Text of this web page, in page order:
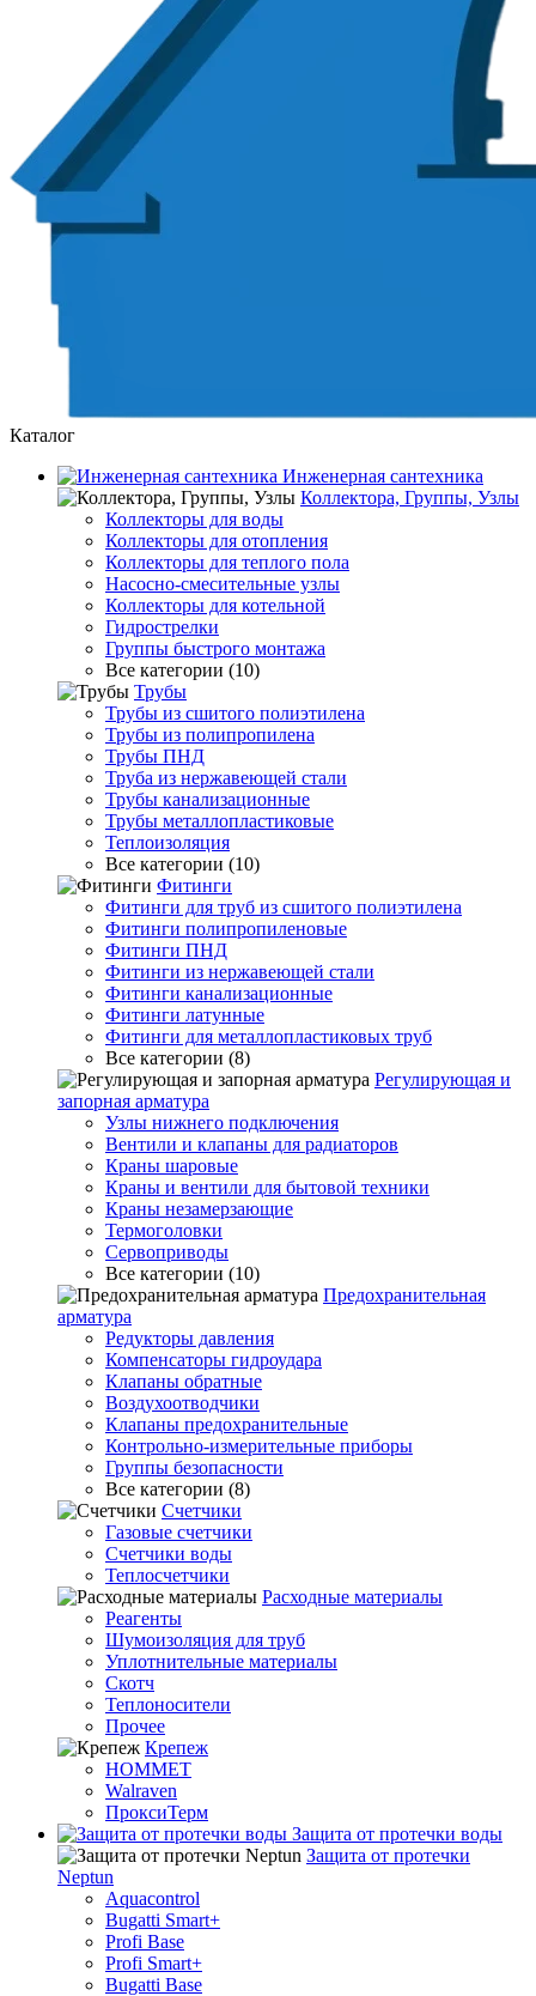
Каталог
Инженерная сантехника
Коллектора, Группы, Узлы
Коллекторы для воды
Коллекторы для отопления
Коллекторы для теплого пола
Насосно-смесительные узлы
Коллекторы для котельной
Гидрострелки
Группы быстрого монтажа
Все категории (10)
Трубы
Трубы из сшитого полиэтилена
Трубы из полипропилена
Трубы ПНД
Труба из нержавеющей стали
Трубы канализационные
Трубы металлопластиковые
Теплоизоляция
Все категории (10)
Фитинги
Фитинги для труб из сшитого полиэтилена
Фитинги полипропиленовые
Фитинги ПНД
Фитинги из нержавеющей стали
Фитинги канализационные
Фитинги латунные
Фитинги для металлопластиковых труб
Все категории (8)
Регулирующая и
запорная арматура
Узлы нижнего подключения
Вентили и клапаны для радиаторов
Краны шаровые
Краны и вентили для бытовой техники
Краны незамерзающие
Термоголовки
Сервоприводы
Все категории (10)
Предохранительная
арматура
Редукторы давления
Компенсаторы гидроудара
Клапаны обратные
Воздухоотводчики
Клапаны предохранительные
Контрольно-измерительные приборы
Группы безопасности
Все категории (8)
Счетчики
Газовые счетчики
Счетчики воды
Теплосчетчики
Расходные материалы
Реагенты
Шумоизоляция для труб
Уплотнительные материалы
Скотч
Теплоносители
Прочее
Крепеж
HOMMET
Walraven
ПроксиТерм
Защита от протечки воды
Защита от протечки
Neptun
Aquacontrol
Bugatti Smart+
Profi Base
Profi Smart+
Bugatti Base